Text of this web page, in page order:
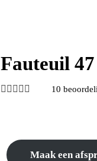
Fauteuil 47
     10
Maak een